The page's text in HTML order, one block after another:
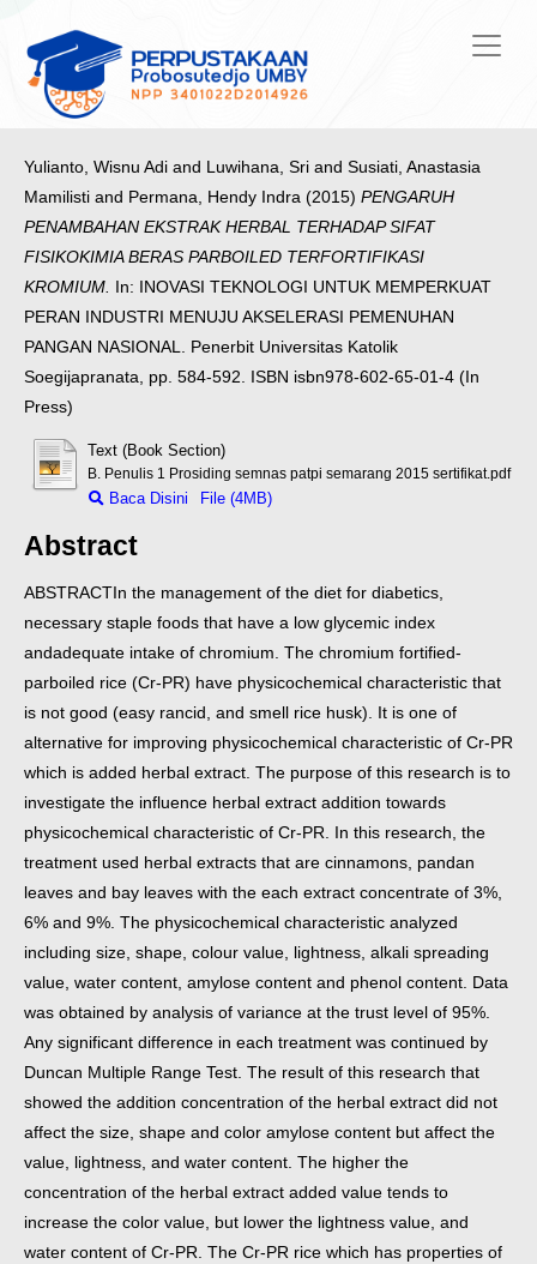
Yulianto, Wisnu Adi and Luwihana, Sri and Susiati, Anastasia
Mamilisti and Permana, Hendy Indra (2015) PENGARUH
PENAMBAHAN EKSTRAK HERBAL TERHADAP SIFAT
FISIKOKIMIA BERAS PARBOILED TERFORTIFIKASI
KROMIUM. In: INOVASI TEKNOLOGI UNTUK MEMPERKUAT
PERAN INDUSTRI MENUJU AKSELERASI PEMENUHAN
PANGAN NASIONAL. Penerbit Universitas Katolik
Soegijapranata, pp. 584-592. ISBN isbn978-602-65-01-4 (In
Press)
Text (Book Section)
B. Penulis 1 Prosiding semnas patpi semarang 2015 sertifikat.pdf
Baca Disini File (4MB)
Abstract
ABSTRACTIn the management of the diet for diabetics,
necessary staple foods that have a low glycemic index
andadequate intake of chromium. The chromium fortified-
parboiled rice (Cr-PR) have physicochemical characteristic that
is not good (easy rancid, and smell rice husk). It is one of
alternative for improving physicochemical characteristic of Cr-PR
which is added herbal extract. The purpose of this research is to
investigate the influence herbal extract addition towards
physicochemical characteristic of Cr-PR. In this research, the
treatment used herbal extracts that are cinnamons, pandan
leaves and bay leaves with the each extract concentrate of 3%,
6% and 9%. The physicochemical characteristic analyzed
including size, shape, colour value, lightness, alkali spreading
value, water content, amylose content and phenol content. Data
was obtained by analysis of variance at the trust level of 95%.
Any significant difference in each treatment was continued by
Duncan Multiple Range Test. The result of this research that
showed the addition concentration of the herbal extract did not
affect the size, shape and color amylose content but affect the
value, lightness, and water content. The higher the
concentration of the herbal extract added value tends to
increase the color value, but lower the lightness value, and
water content of Cr-PR. The Cr-PR rice which has properties of